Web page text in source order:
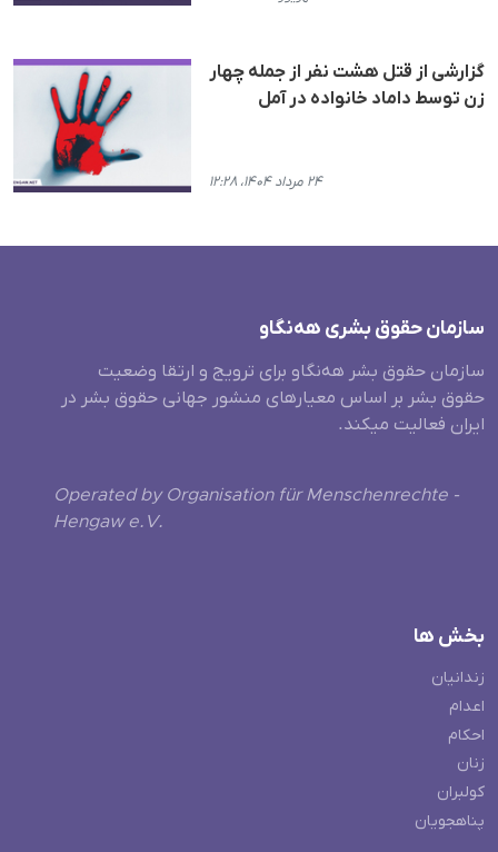
گزارشی از قتل هشت نفر از جملە چهار
زن توسط داماد خانوادە در آمل
۲۴ مرداد ۱۴۰۴، ۱۲:۲۸
سازمان حقوق بشری هەنگاو
سازمان حقوق بشر هه‌نگاو برای ترویج و ارتقا وضعیت
حقوق بشر بر اساس معیارهای منشور جهانی حقوق بشر در
ایران فعالیت میکند.
Operated by Organisation für Menschenrechte -
Hengaw e.V.
بخش ها
زندانیان
اعدام
احکام
زنان
کولبران
پناهجویان